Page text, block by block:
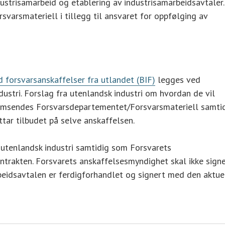
og etablering av industrisamarbeidsavtaler.
i tillegg til ansvaret for oppfølging av
forsvarsanskaffelser fra utlandet (BIF) legges ved
Forslag fra utenlandsk industri om hvordan de vil
Forsvarsdepartementet/Forsvarsmateriell
tilbudet på selve anskaffelsen.
industri samtidig som Forsvarets
Forsvarets anskaffelsesmyndighet skal ikke
er ferdigforhandlet og signert med den